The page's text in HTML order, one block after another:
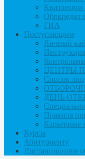
Квитанции
ГИА
Поступающим
Личный
ЦЕНТРЫ
Список
ДЕНЬ
Правила
Карьерные
Курсы
Абитуриенту
Дистанционное